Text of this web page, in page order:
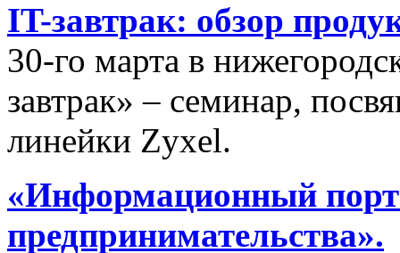
IT-завтрак: обзор
30-го марта в
завтрак» – семинар,
линейки Zyxel.
«Информационный
предпринимательства».